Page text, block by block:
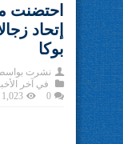
احتضنت
إتحاد
بوكا
نشرت
في آخر
0
1,023 زيارة